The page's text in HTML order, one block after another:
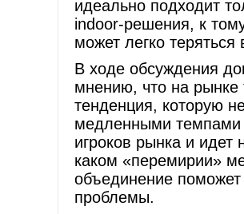
идеально подходит
indoor-решения, к
может легко
В ходе обсуждения
мнению, что на рынке
тенденция, которую
медленными темпами
игроков рынка и идет
каком «перемирии»
объединение
проблемы.